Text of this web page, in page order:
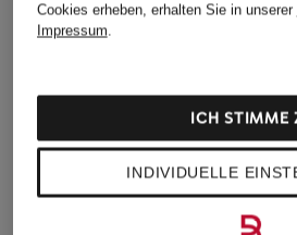
Handtasche THE
695 €
Handtasche
HUDSON
595 €
Cookies erheben, erhalten Sie in unserer
Impressum.
INDIVIDUELLE
ICH STIMME